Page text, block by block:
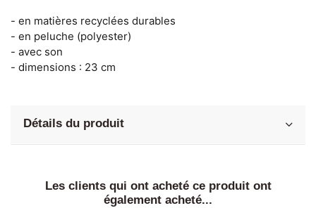
- en matières recyclées durables
- en peluche (polyester)
- avec son
- dimensions : 23 cm
Détails du produit
Les clients qui ont acheté ce produit ont
également acheté...